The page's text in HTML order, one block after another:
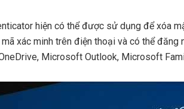
hiện có thể được sử dụng để xóa
xác minh trên điện thoại và có thể
Microsoft Outlook, Microsoft